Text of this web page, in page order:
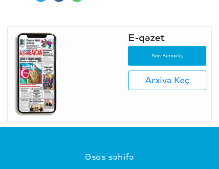
E-qəzet
Son Buraxılış
Arxivə Keç
Əsas səhifə